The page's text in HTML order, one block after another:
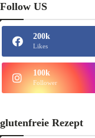
Follow US
200k
Likes
100k
Follower
glutenfreie Rezept